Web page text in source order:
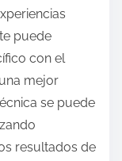
puede
con el
mejor
se puede
resultados de